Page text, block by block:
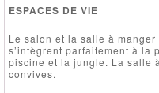
ESPACES DE VIE
Le salon et la salle à
s’intègrent parfaitement à la
piscine et la jungle. La salle
convives.